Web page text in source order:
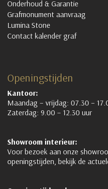
Onderhoud & Garantie
Grafmonument aanvraag
Lumina Stone
Contact kalender graf
Openingstijden
Kantoor:
Maandag – vrijdag: 07.30 –
Zaterdag: 9.00 – 12.30 uur
Showroom interieur:
Voor bezoek aan onze
openingstijden, bekijk de